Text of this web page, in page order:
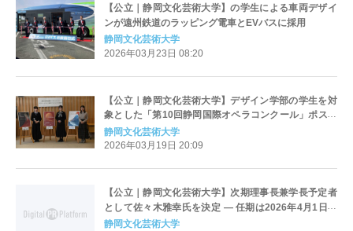
【公立｜静岡文化芸術大学】の学生による車両デザイ
ンが遠州鉄道のラッピング電車とEVバスに採用
静岡文化芸術大学
2026年03月23日 08:20
【公立｜静岡文化芸術大学】デザイン学部の学生を対
象とした「第10回静岡国際オペラコンクール」ポスタ
ー制作プロジェクトの授賞者が決定 ― コンクールの公
式ポスターに採用
静岡文化芸術大学
2026年03月19日 20:09
【公立｜静岡文化芸術大学】次期理事長兼学長予定者
として佐々木雅幸氏を決定 ― 任期は2026年4月1日か
ら2030年３月31日までの4年間
静岡文化芸術大学